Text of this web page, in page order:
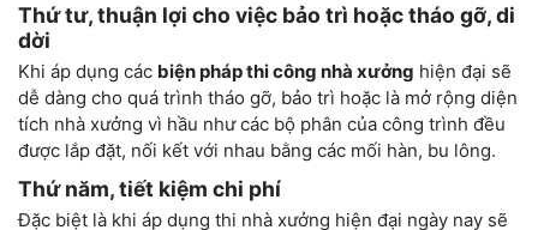
Thứ tư, thuận lợi cho việc bảo trì hoặc tháo gỡ, di
dời
Khi áp dụng các biện pháp thi công nhà xưởng hiện đại sẽ
dễ dàng cho quá trình tháo gỡ, bảo trì hoặc là mở rộng diện
tích nhà xưởng vì hầu như các bộ phân của công trình đều
được lắp đặt, nối kết với nhau bằng các mối hàn, bu lông.
Thứ năm, tiết kiệm chi phí
Đặc biệt là khi áp dụng thi nhà xưởng hiện đại ngày nay sẽ